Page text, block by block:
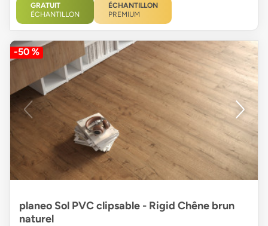
GRATUIT
ÉCHANTILLON
ÉCHANTILLON
PREMIUM
-50 %
planeo Sol PVC clipsable - Rigid Chêne brun
naturel